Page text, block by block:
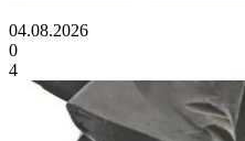
04.08.2026
0
4